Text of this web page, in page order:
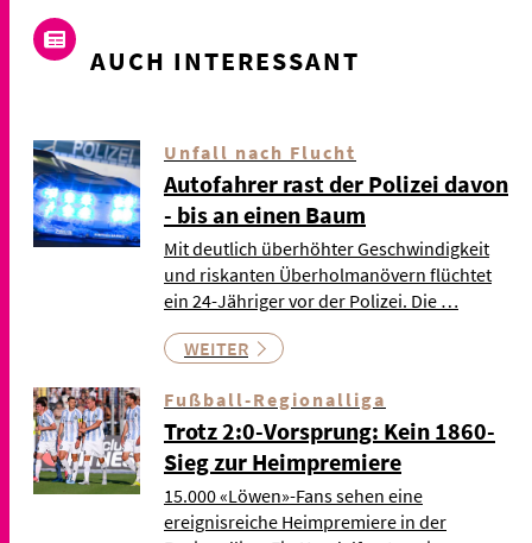
AUCH INTERESSANT
Unfall nach Flucht
Autofahrer rast der Polizei davon
- bis an einen Baum
Mit deutlich überhöhter Geschwindigkeit
und riskanten Überholmanövern flüchtet
ein 24-Jähriger vor der Polizei. Die …
WEITER
Fußball-Regionalliga
Trotz 2:0-Vorsprung: Kein 1860-
Sieg zur Heimpremiere
15.000 «Löwen»-Fans sehen eine
ereignisreiche Heimpremiere in der